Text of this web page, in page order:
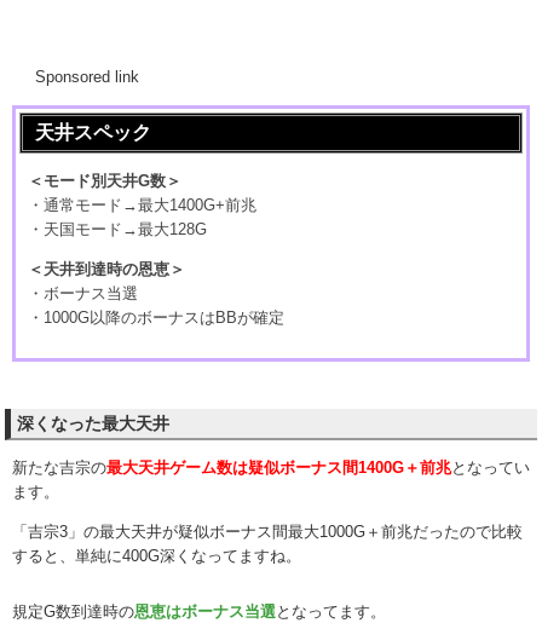
Sponsored link
天井スペック
＜モード別天井G数＞
・通常モード→最大1400G+前兆
・天国モード→最大128G
＜天井到達時の恩恵＞
・ボーナス当選
・1000G以降のボーナスはBBが確定
深くなった最大天井
新たな吉宗の最大天井ゲーム数は疑似ボーナス間1400G＋前兆となってい
ます。
「吉宗3」の最大天井が疑似ボーナス間最大1000G＋前兆だったので比較
すると、単純に400G深くなってますね。
規定G数到達時の恩恵はボーナス当選となってます。